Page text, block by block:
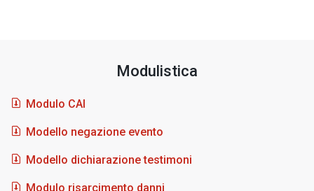
Modulistica
Modulo CAI
Modello negazione evento
Modello dichiarazione testimoni
Modulo risarcimento danni